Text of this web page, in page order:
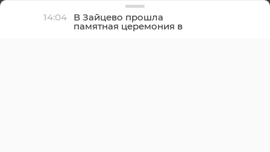
14:04 В Зайцево прошла
памятная церемония в
честь дня окончания